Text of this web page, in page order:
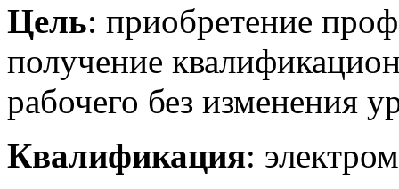
Цель: приобретение
получение
рабочего без изменения
Квалификация: